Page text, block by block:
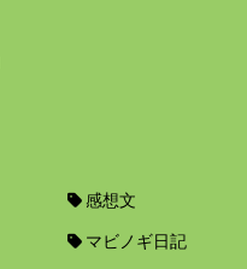
感想文
マビノギ日記